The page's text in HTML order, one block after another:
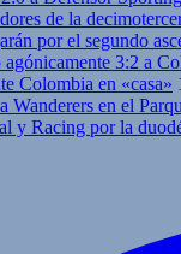
de la
por el segundo
3:2 a
Colombia en «casa»
Wanderers en el
y Racing por la